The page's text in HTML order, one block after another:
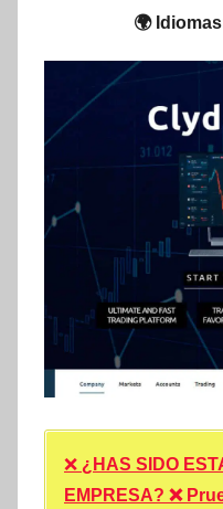
🌍
❌ ¿HAS SIDO
EMPRESA? ❌